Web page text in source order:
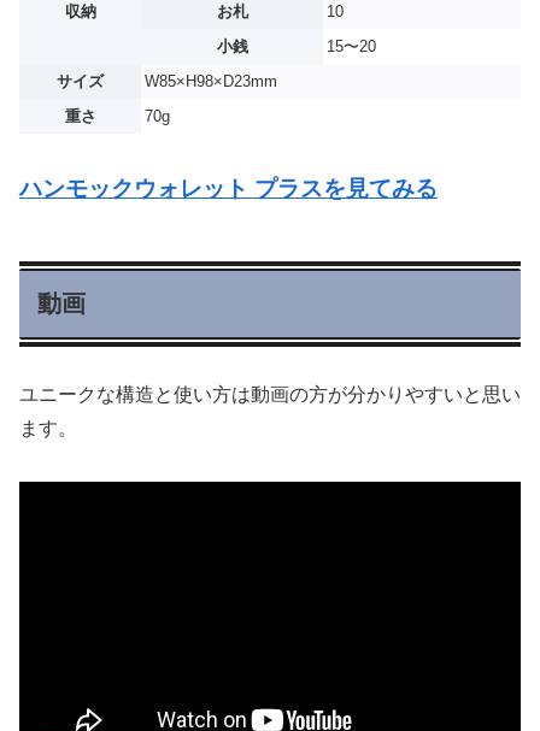
収納
お札
10
小銭
15〜20
サイズ
W85×H98×D23mm
重さ
70g
ハンモックウォレット プラスを見てみる
動画
ユニークな構造と使い方は動画の方が分かりやすいと思い
ます。